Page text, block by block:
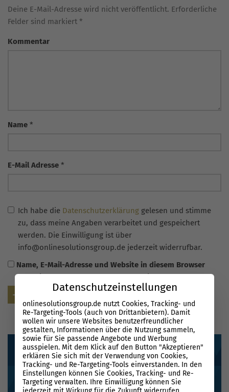
Deine E-Mail-Adresse wird nicht veröffentlicht. Erforderliche
Felder sind markiert *
Kommentar
Name *
E-Mail Adresse *
Ich habe die Datenschutzerklärung gelesen und stimme
zu, dass meine Angaben verarbeitet und gespeichert
werden. Die Einwilligung ist über
info@onlinesolutionsgroup.de jederzeit widerrufbar.
Name, E-Mail-Adresse und Website in diesem Browser
für meinen nächsten Kommentar speichern.
Datenschutzeinstellungen
onlinesolutionsgroup.de nutzt Cookies, Tracking- und
Re-Targeting-Tools (auch von Drittanbietern). Damit
wollen wir unsere Websites benutzerfreundlicher
gestalten, Informationen über die Nutzung sammeln,
sowie für Sie passende Angebote und Werbung
ausspielen. Mit dem Klick auf den Button "Akzeptieren"
erklären Sie sich mit der Verwendung von Cookies,
Tracking- und Re-Targeting-Tools einverstanden. In den
Einstellungen können Sie Cookies, Tracking- und Re-
Targeting verwalten. Ihre Einwilligung können Sie